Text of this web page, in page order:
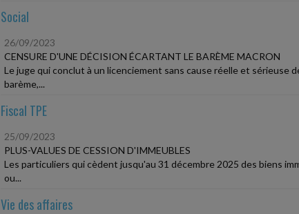
Social
26/09/2023
CENSURE D'UNE DÉCISION ÉCARTANT LE BARÈME MACRON
Le juge qui conclut à un licenciement sans cause réelle et sérieuse
barème,...
Fiscal TPE
25/09/2023
PLUS-VALUES DE CESSION D'IMMEUBLES
Les particuliers qui cèdent jusqu'au 31 décembre 2025 des biens
ou...
Vie des affaires